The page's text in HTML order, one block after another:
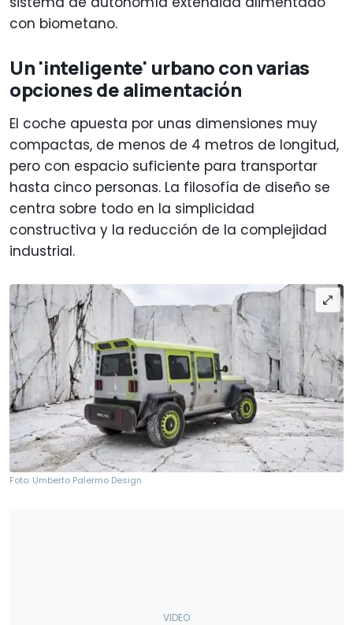
con biometano.
Un 'inteligente' urbano con varias
opciones de alimentación
El coche apuesta por unas dimensiones muy
compactas, de menos de 4 metros de longitud,
pero con espacio suficiente para transportar
hasta cinco personas. La filosofía de diseño se
centra sobre todo en la simplicidad
constructiva y la reducción de la complejidad
industrial.
Foto: Umberto Palermo Design